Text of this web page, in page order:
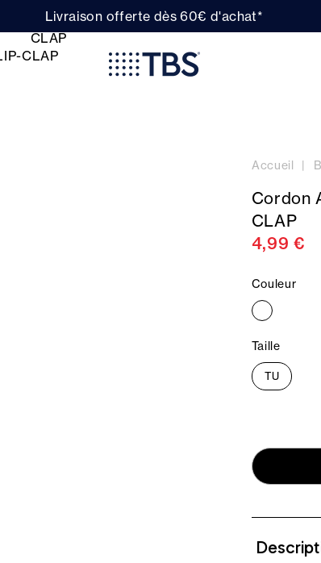
Livraison offerte dès 60€ d'achat*
Accueil
Cordon
CLAP
4,99 €
Couleur
Taille
TU